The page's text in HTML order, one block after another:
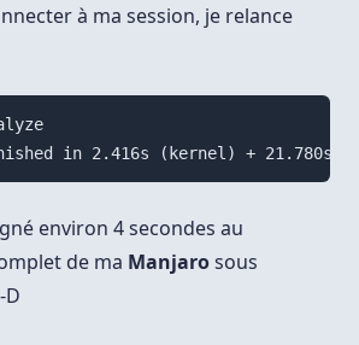
à ma session, je relance
environ 4 secondes au
de ma Manjarosous
D